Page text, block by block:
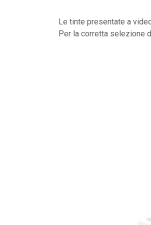
Le tinte presentate a
Per la corretta selezione